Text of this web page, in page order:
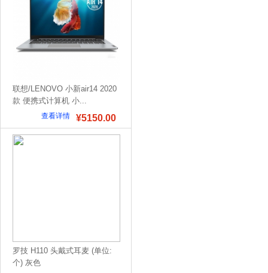
联想/LENOVO 小新air14 2020
款 便携式计算机 小...
¥5150.00
查看详情
罗技 H110 头戴式耳麦 (单位:
个) 灰色